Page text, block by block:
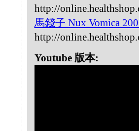
http://
馬錢子 Nux Vomica
http://
Youtube 版本: